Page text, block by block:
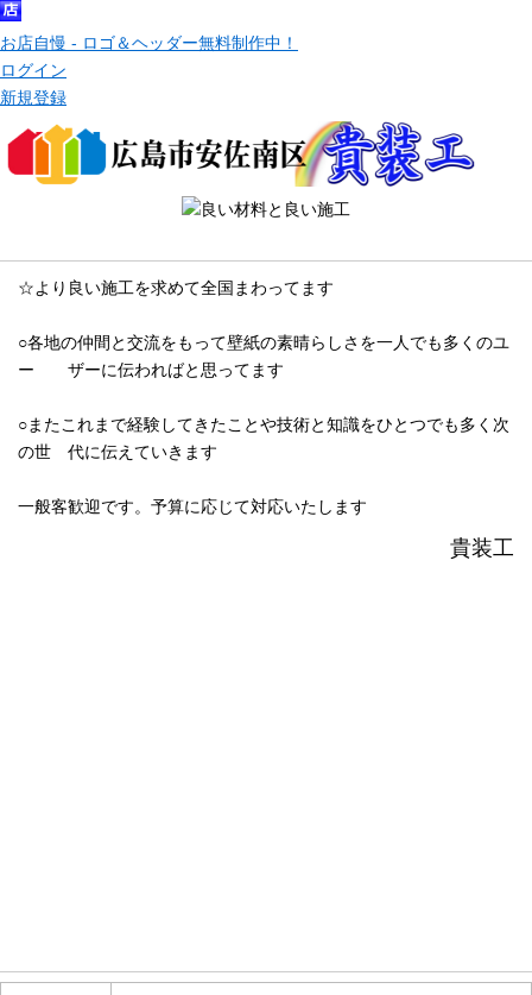
お店自慢 - ロゴ＆ヘッダー無料制作中！
ログイン
新規登録
☆より良い施工を求めて全国まわってます
○各地の仲間と交流をもって壁紙の素晴らしさを一人でも多くのユ
ー ザーに伝わればと思ってます
○またこれまで経験してきたことや技術と知識をひとつでも多く次
の世 代に伝えていきます
一般客歓迎です。予算に応じて対応いたします
貴装工